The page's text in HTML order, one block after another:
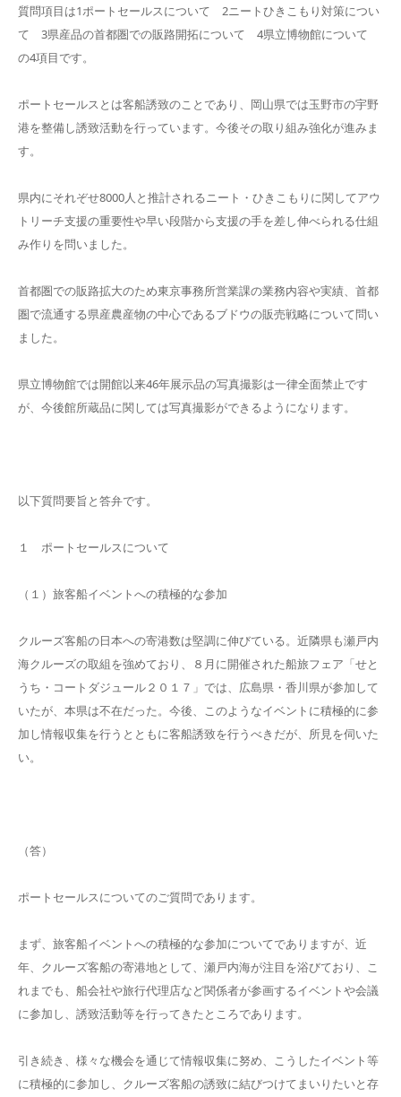
質問項目は1ポートセールスについて 2ニートひきこもり対策につい
て 3県産品の首都圏での販路開拓について 4県立博物館について
の4項目です。
ポートセールスとは客船誘致のことであり、岡山県では玉野市の宇野
港を整備し誘致活動を行っています。今後その取り組み強化が進みま
す。
県内にそれぞせ8000人と推計されるニート・ひきこもりに関してアウ
トリーチ支援の重要性や早い段階から支援の手を差し伸べられる仕組
み作りを問いました。
首都圏での販路拡大のため東京事務所営業課の業務内容や実績、首都
圏で流通する県産農産物の中心であるブドウの販売戦略について問い
ました。
県立博物館では開館以来46年展示品の写真撮影は一律全面禁止です
が、今後館所蔵品に関しては写真撮影ができるようになります。
以下質問要旨と答弁です。
１ ポートセールスについて
（１）旅客船イベントへの積極的な参加
クルーズ客船の日本への寄港数は堅調に伸びている。近隣県も瀬戸内
海クルーズの取組を強めており、８月に開催された船旅フェア「せと
うち・コートダジュール２０１７」では、広島県・香川県が参加して
いたが、本県は不在だった。今後、このようなイベントに積極的に参
加し情報収集を行うとともに客船誘致を行うべきだが、所見を伺いた
い。
（答）
ポートセールスについてのご質問であります。
まず、旅客船イベントへの積極的な参加についてでありますが、近
年、クルーズ客船の寄港地として、瀬戸内海が注目を浴びており、こ
れまでも、船会社や旅行代理店など関係者が参画するイベントや会議
に参加し、誘致活動等を行ってきたところであります。
引き続き、様々な機会を通じて情報収集に努め、こうしたイベント等
に積極的に参加し、クルーズ客船の誘致に結びつけてまいりたいと存